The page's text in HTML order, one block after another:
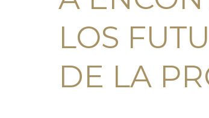
LOS
DE LA